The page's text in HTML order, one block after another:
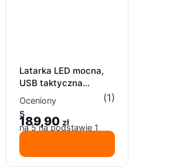
Latarka LED mocna,
USB taktyczna
akmulatorowa zoom,
trizand pro 4500 lm
Oceniony
5
na 5 na podstawie 1
(1)
189,90 zł